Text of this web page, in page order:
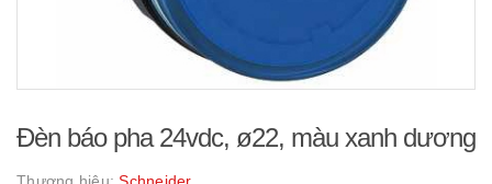
Đèn báo pha 24vdc, ø22, màu xanh dương